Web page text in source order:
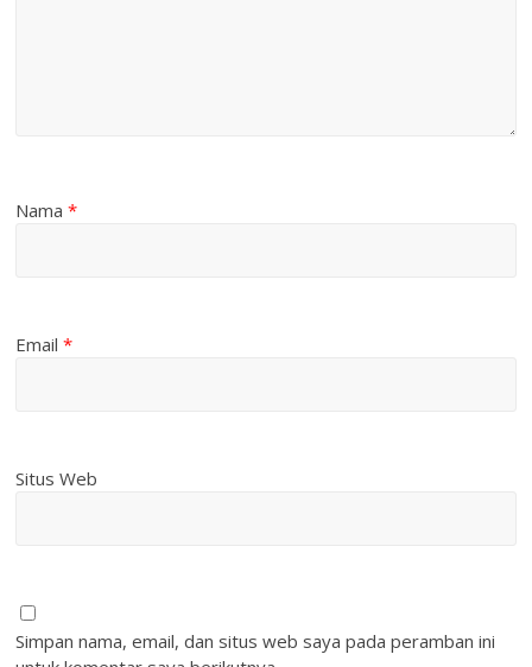
Nama*
Email*
Situs Web
Simpan nama, email, dan situs web saya pada peramban ini